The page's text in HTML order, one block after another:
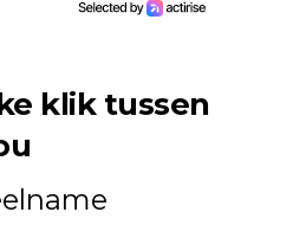
klik tussen